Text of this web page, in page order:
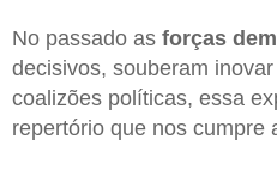
No passado as forças
decisivos, souberam
coalizões políticas, essa
repertório que nos cumpre